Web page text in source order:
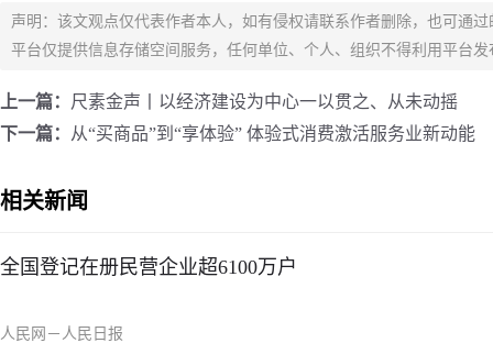
声明：该文观点仅代表作者本人，如有侵权请联系作者删除，也可通
平台仅提供信息存储空间服务，任何单位、个人、组织不得利用平台
上一篇：
尺素金声丨以经济建设为中心一以贯之、从未动摇
下一篇：
从“买商品”到“享体验” 体验式消费激活服务业新动能
相关新闻
全国登记在册民营企业超6100万户
人民网－人民日报